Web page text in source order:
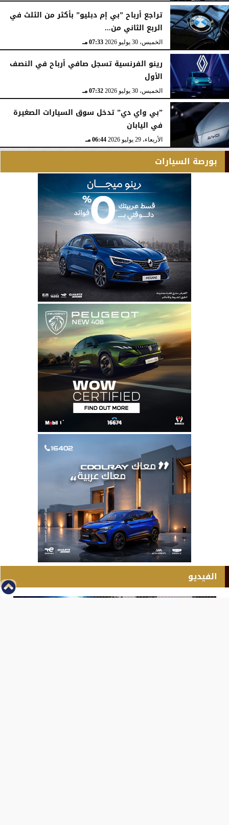
تراجع أرباح ”بي إم دبليو” بأكثر من الثلث في
الربع الثاني من...
الخميس، 30 يوليو 2026 07:33 مـ
رينو الفرنسية تسجل صافي أرباح في النصف
الأول
الخميس، 30 يوليو 2026 07:32 مـ
”بي واي دي” تدخل سوق السيارات الصغيرة
في اليابان
الأربعاء، 29 يوليو 2026 06:44 مـ
بورصة السيارات
الفيديو